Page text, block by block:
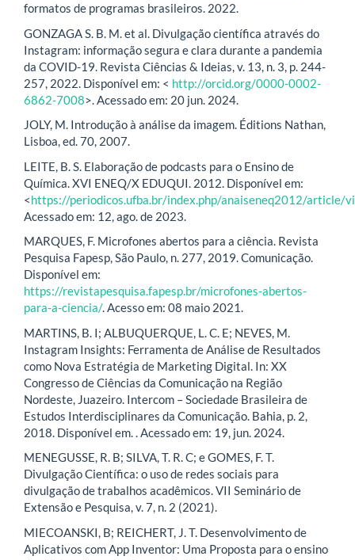
formatos de programas brasileiros. 2022.
GONZAGA S. B. M. et al. Divulgação científica através do
Instagram: informação segura e clara durante a pandemia
da COVID-19. Revista Ciências & Ideias, v. 13, n. 3, p. 244-
257, 2022. Disponível em: < http://orcid.org/0000-0002-
6862-7008>. Acessado em: 20 jun. 2024.
JOLY, M. Introdução à análise da imagem. Éditions Nathan,
Lisboa, ed. 70, 2007.
LEITE, B. S. Elaboração de podcasts para o Ensino de
Química. XVI ENEQ/X EDUQUI. 2012. Disponível em:
<https://periodicos.ufba.br/index.php/anaiseneq2012/article/
Acessado em: 12, ago. de 2023.
MARQUES, F. Microfones abertos para a ciência. Revista
Pesquisa Fapesp, São Paulo, n. 277, 2019. Comunicação.
Disponível em:
https://revistapesquisa.fapesp.br/microfones-abertos-
para-a-ciencia/. Acesso em: 08 maio 2021.
MARTINS, B. I; ALBUQUERQUE, L. C. E; NEVES, M.
Instagram Insights: Ferramenta de Análise de Resultados
como Nova Estratégia de Marketing Digital. In: XX
Congresso de Ciências da Comunicação na Região
Nordeste, Juazeiro. Intercom – Sociedade Brasileira de
Estudos Interdisciplinares da Comunicação. Bahia, p. 2,
2018. Disponível em. . Acessado em: 19, jun. 2024.
MENEGUSSE, R. B; SILVA, T. R. C; e GOMES, F. T.
Divulgação Científica: o uso de redes sociais para
divulgação de trabalhos acadêmicos. VII Seminário de
Extensão e Pesquisa, v. 7, n. 2 (2021).
MIECOANSKI, B; REICHERT, J. T. Desenvolvimento de
Aplicativos com App Inventor: Uma Proposta para o ensino